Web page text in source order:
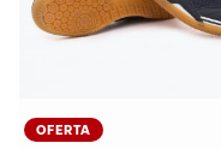
OFERTA